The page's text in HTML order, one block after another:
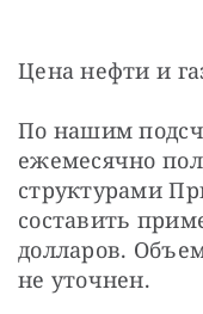
Цена нефти и
По нашим
ежемесячно
структурами
составить
долларов.
не уточнен.